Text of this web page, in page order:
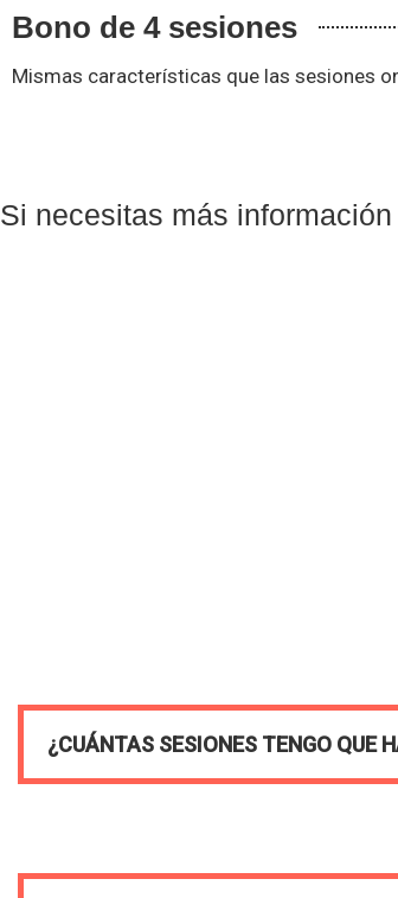
Bono de 4 sesiones
Mismas características que las sesiones
Si necesitas más
¿CUÁNTAS SESIONES TENGO QUE